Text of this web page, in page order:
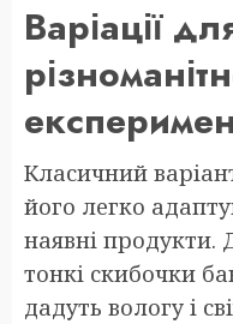
Варіації
Класичний
його легко
наявні
тонкі скибочки
дадуть вологу і